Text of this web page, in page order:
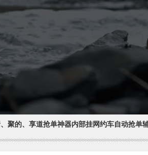
聚的、享道抢单神器内部挂网约车自动抢单